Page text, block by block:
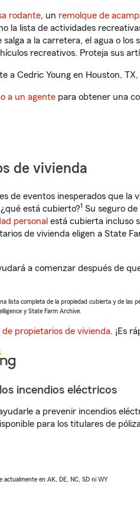
rodante, un remolque de
la lista de actividades
a la carretera, el agua o
recreativos. Proteja sus
a Cedric Young en Houston,
a un agente para obtener una
de vivienda
de eventos inesperados que la
está cubierto?1 Su seguro
personal está cubierta incluso
de vivienda eligen a State
a comenzar después de
lista completa de la propiedad cubierta y de las
y State Farm Archive.
propietarios de vivienda. ¡Es
incendios eléctricos
a prevenir incendios
para los titulares de
actualmente en AK, DE, NC, SD ni WY